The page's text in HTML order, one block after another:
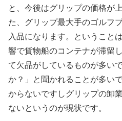
と、今後はグリップの価格が
た、グリップ最大手のゴルフ
入品になります。ということ
響で貨物船のコンテナが滞留
て欠品がしているものが多い
か？」と聞かれることが多い
からないですしグリップの卸
ないというのが現状です。